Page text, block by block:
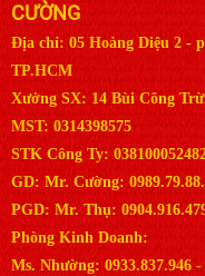
CƯỜNG
Địa chỉ: 05 Hoàng Diệu 2 -
TP.HCM
Xưởng SX: 14 Bùi Công
MST: 0314398575
STK Công Ty:
GD: Mr. Cường:
PGD: Mr. Thụ:
Phòng Kinh Doanh:
Ms. Nhường: 0933.837.946